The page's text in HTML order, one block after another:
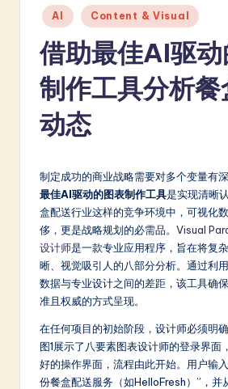
S
m
p
fi
d
C
hi
Posted
in
AI Content & Visual
借助最佳AI驱
制作工具分析餐
动态
制定成功的商业战略需要对多个变量有
最佳AI驱动的图表制作工具是实现清晰
盒配送行业这样的竞争环境中，可视化
侈，更是战略规划的必需品。 Visual
设计师是一款专业应用程序，旨在将复
晰、视觉吸引人的八部分分析。通过利
数据与专业设计之间的差距，该工具确
准且权威的方式呈现。
在任何项目的初始阶段，设计师必须明
图1展示了八要素图表设计师的登录界面
好的操作界面，流程由此开始。用户输
份餐盒配送服务（如HelloFresh）”，并